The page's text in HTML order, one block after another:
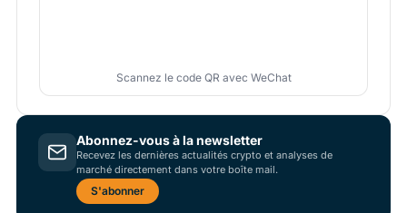
Scannez le code QR avec WeChat
Abonnez-vous à la newsletter
Recevez les dernières actualités crypto et analyses de
marché directement dans votre boîte mail.
S'abonner